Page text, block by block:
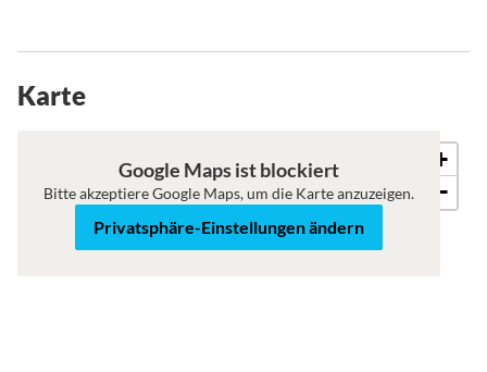
Karte
Roadmap Satellit
+
−
Google Maps ist blockiert
Bitte akzeptiere Google Maps, um die Karte anzuzeigen.
Privatsphäre-Einstellungen ändern